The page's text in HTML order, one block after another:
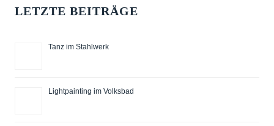
LETZTE BEITRÄGE
Tanz im Stahlwerk
Lightpainting im Volksbad